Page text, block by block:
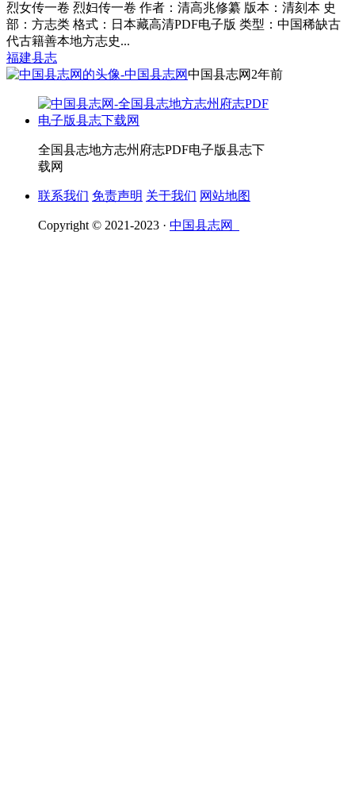
烈女传一卷 烈妇传一卷 作者：清高兆修纂 版本：清刻本 史
部：方志类 格式：日本藏高清PDF电子版 类型：中国稀缺古
代古籍善本地方志史...
福建县志
中国县志网 2年前
全国县志地方志州府志PDF电子版县志下
载网
联系我们 免责声明 关于我们 网站地图
Copyright © 2021-2023 · 中国县志网